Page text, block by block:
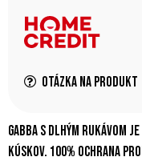
Otázka na produkt
Gabba s dlhým rukávom
kúskov. 100% ochrana